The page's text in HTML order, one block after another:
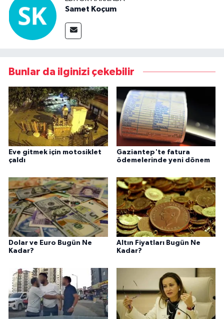
Samet Koçum
Bunlar da ilginizi çekebilir
Eve gitmek için motosiklet
çaldı
Gaziantep'te fatura
ödemelerinde yeni dönem
Dolar ve Euro Bugün Ne
Kadar?
Altın Fiyatları Bugün Ne
Kadar?